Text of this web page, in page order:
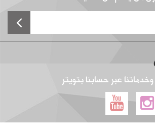
عبر حسابنا بتويتر